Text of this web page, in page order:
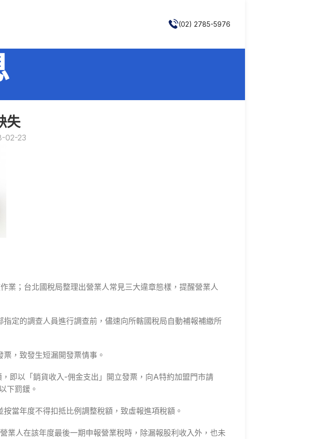
(02) 2785-5976
失
02-23
業；台北國稅局整理出營業人常見三大違章態樣，提醒營業人
定的調查人員進行調查前，儘速向所轄國稅局自動補報補繳所
，致發生短漏開發票情事。
即以「銷貨收入-佣金支出」開立發票，向A特約加盟門市請
下罰鍰。
當年度不得扣抵比例調整稅額，致虛報進項稅額。
人在該年度最後一期申報營業稅時，除漏報股利收入外，也未